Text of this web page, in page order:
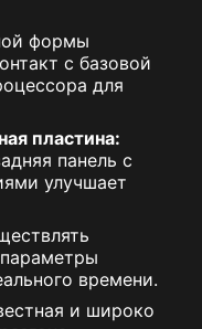
формы
с базовой
для
пластина:
панель с
улучшает
времени.
и широко